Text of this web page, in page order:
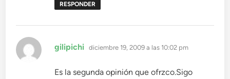
RESPONDER
gilipichi dice:
diciembre 19, 2009 a las 10:02 pm
Es la segunda opinión que ofrzco.Sigo